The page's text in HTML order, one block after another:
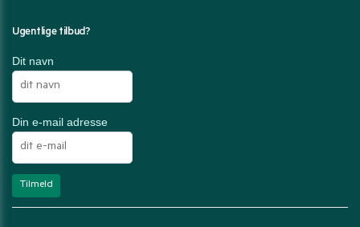
Ugentlige tilbud?
Dit navn
Din e-mail adresse